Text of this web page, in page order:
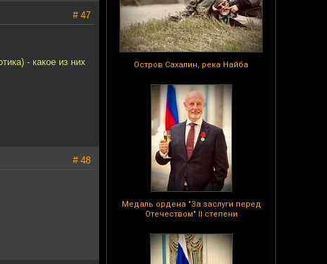
Остров Сахалин, река Найба
Медаль ордена "За заслуги перед
Отечеством" II степени
# 47
- какое из них
# 48